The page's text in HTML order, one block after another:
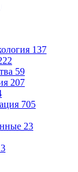
137
59
207
705
23
3